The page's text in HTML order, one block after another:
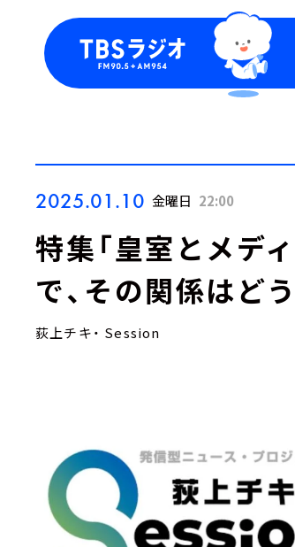
2025.01.10 金曜日 22:00
特集「皇室とメデ
で、その関係はど
荻上チキ・ Session